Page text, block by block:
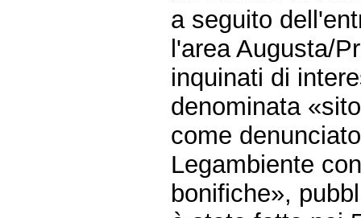
a seguito
l'area Augusta/
inquinati di
denominata
come
Legambiente
bonifiche»,